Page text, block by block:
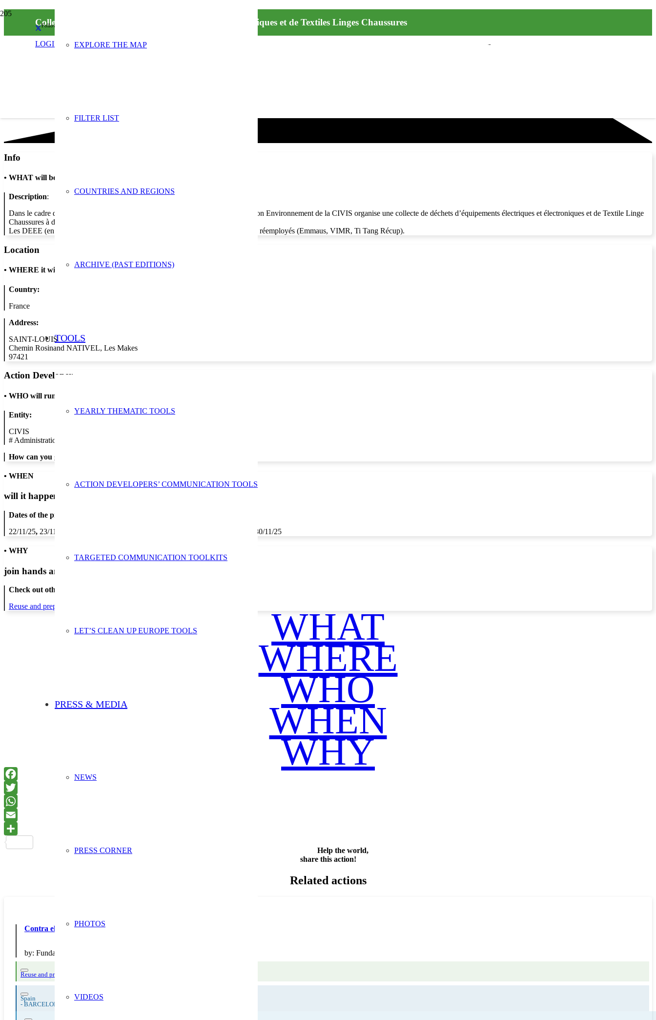
Follow us on social media
LOGIN EXPLORE THE MAP
FILTER LIST
COUNTRIES AND REGIONS
ARCHIVE (PAST EDITIONS)
TOOLS
YEARLY THEMATIC TOOLS
ACTION DEVELOPERS’ COMMUNICATION TOOLS
TARGETED COMMUNICATION TOOLKITS
LET’S CLEAN UP EUROPE TOOLS
PRESS & MEDIA
NEWS
PRESS CORNER
PHOTOS
VIDEOS
Collecte de déchets d’équipements électriques et électroniques et de Textiles Linges Chaussures
Info
• WHAT will be done
Description:
Dans le cadre de la Semaine Européenne de la Réduction des Déchets, la Direction Environnement de la CIVIS organise une collecte de déchets d’équipements électriques et électroniques et de Textile Linge
Chaussures à destination des foyers de la commune de Saint-Louis.
Les DEEE (en bon état) et TLC seront remis à des associations pour être réparés, réemployés (Emmaus, VIMR, Ti Tang Récup).
Location
• WHERE it will take place
Country:
France
Address:
SAINT-LOUIS
Chemin Rosinand NATIVEL, Les Makes
97421
Action Developer
• WHO will run the show
Entity:
CIVIS
# Administration/Public Authority
How can you get in contact:
• WHEN
will it happen?
Dates of the proposed action:
22/11/25, 23/11/25 30/11/25
• WHY
join hands and minds to
Check out other actions that will cover these themes:
Reuse and preparing for reuse
WHAT
WHERE
WHO
WHEN
WHY
Help the world,
share this action!
Related actions
Contra el canvi climàtic , jo reutilitzo , I tú?
by: Fundació Engrunes
Reuse and preparing for reuse
Spain
- BARCELONA